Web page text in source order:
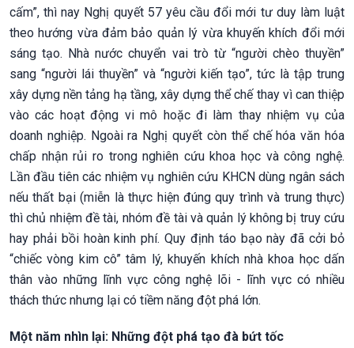
cấm”, thì nay Nghị quyết 57 yêu cầu đổi mới tư duy làm luật
theo hướng vừa đảm bảo quản lý vừa khuyến khích đổi mới
sáng tạo. Nhà nước chuyển vai trò từ “người chèo thuyền”
sang “người lái thuyền” và “người kiến tạo”, tức là tập trung
xây dựng nền tảng hạ tầng, xây dựng thể chế thay vì can thiệp
vào các hoạt động vi mô hoặc đi làm thay nhiệm vụ của
doanh nghiệp. Ngoài ra Nghị quyết còn thể chế hóa văn hóa
chấp nhận rủi ro trong nghiên cứu khoa học và công nghệ.
Lần đầu tiên các nhiệm vụ nghiên cứu KHCN dùng ngân sách
nếu thất bại (miễn là thực hiện đúng quy trình và trung thực)
thì chủ nhiệm đề tài, nhóm đề tài và quản lý không bị truy cứu
hay phải bồi hoàn kinh phí. Quy định táo bạo này đã cởi bỏ
“chiếc vòng kim cô” tâm lý, khuyến khích nhà khoa học dấn
thân vào những lĩnh vực công nghệ lõi - lĩnh vực có nhiều
thách thức nhưng lại có tiềm năng đột phá lớn.
Một năm nhìn lại: Những đột phá tạo đà bứt tốc